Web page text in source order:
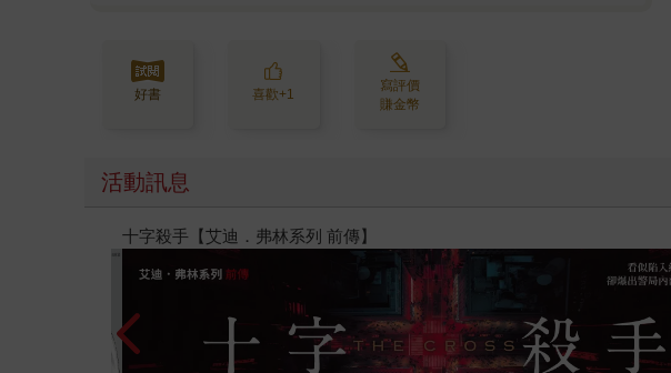
好書 喜歡+1
寫評價
賺金幣
活動訊息
春光ｘ奇幻基地｜全書系展